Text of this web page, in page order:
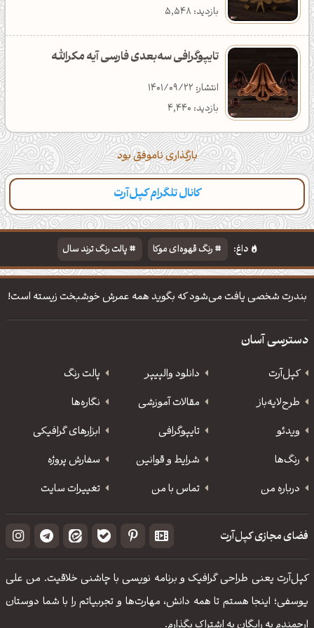
بازدید: 5,548
تایپوگرافی سه‌بعدی فارسی آیه مکرالله
انتشار: 1401/09/22
بازدید: 4,440
بارگذاری ناموفق بود
کانال تلگرام کپل‌آرت
داغ: رنگ قهوه‌ای موکا
پالت رنگ ترند سال
دانلود والپیپر مذهبی
تایپوگرافی شعر مولانا
بندرت شخصی یافت می‌شود كه بگوید همه عمرش خوشبخت زیسته است!
دسترسی آسان
کپل‌آرت دانلود‌ والپیپر
پالت رنگ
طرح‌لایه‌باز
مقالات آموزشی
نگاره‌ها
ویدئو
‌تایپوگرافی
ابزارهای گرافیکی
رنگ‌ها
شرایط و قوانین
سفارش پروژه
درباره من
تماس با من تغییرات سایت
فضای مجازی کپل‌آرت
کپل‌آرت یعنی طراحی گرافیک و برنامه نویسی با چاشنی خلاقیت. من علی
یوسفی؛ اینجا هستم تا همه دانش، مهارت‌‌ها و تجربیاتم را با شما دوستان